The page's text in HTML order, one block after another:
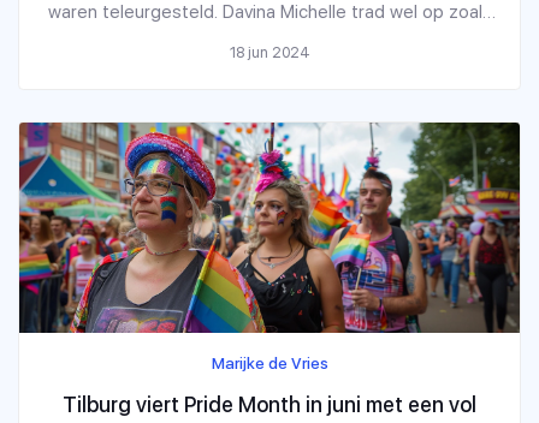
waren teleurgesteld. Davina Michelle trad wel op zoals
gepland. Voorzitter Gerard Beukema sprak zijn spijt uit
18 jun 2024
Marijke de Vries
Tilburg viert Pride Month in juni met een vol